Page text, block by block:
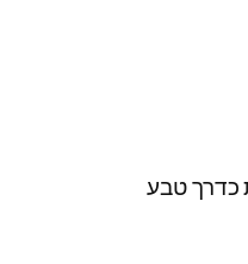
כדרך טבע